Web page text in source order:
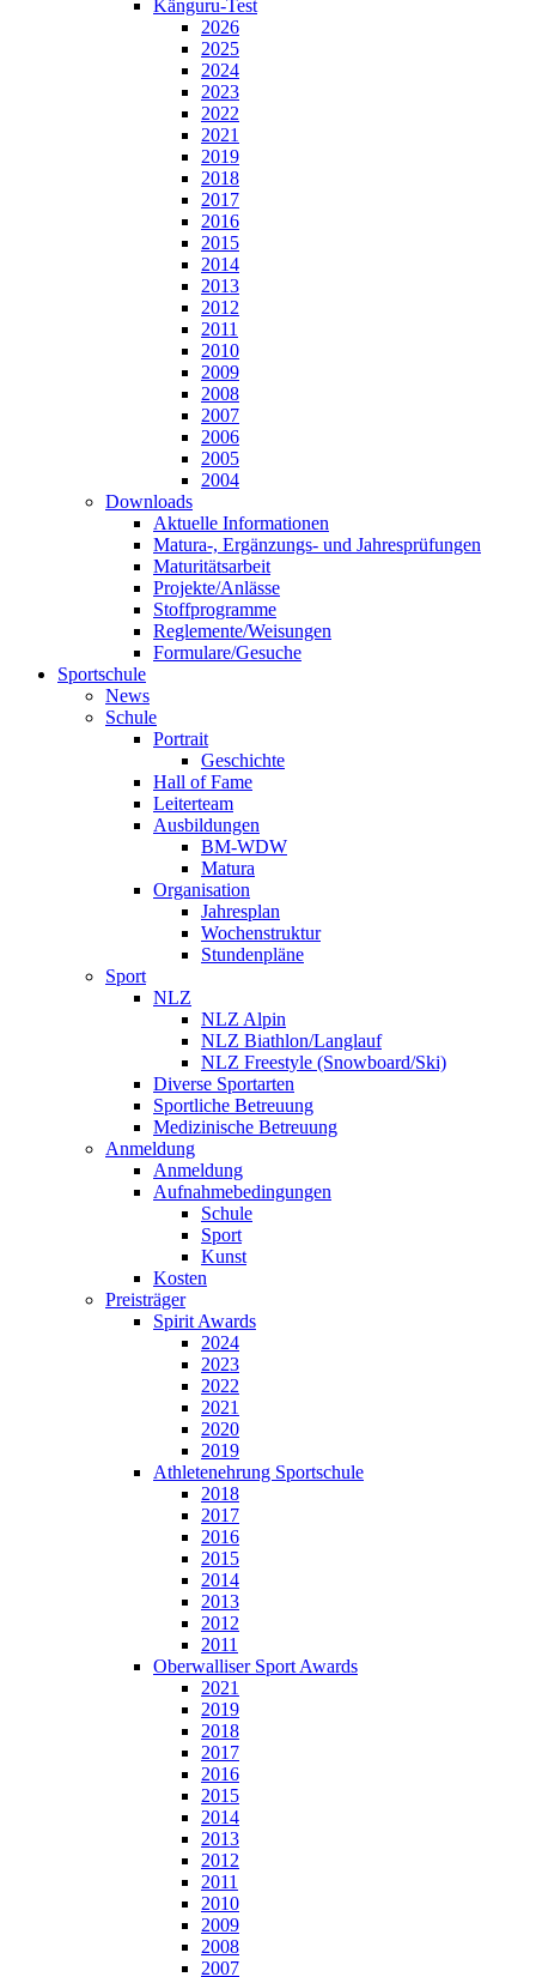
Känguru-Test
2026
2025
2024
2023
2022
2021
2019
2018
2017
2016
2015
2014
2013
2012
2011
2010
2009
2008
2007
2006
2005
2004
Downloads
Aktuelle Informationen
Matura-, Ergänzungs- und Jahresprüfungen
Maturitätsarbeit
Projekte/Anlässe
Stoffprogramme
Reglemente/Weisungen
Formulare/Gesuche
Sportschule
News
Schule
Portrait
Geschichte
Hall of Fame
Leiterteam
Ausbildungen
BM-WDW
Matura
Organisation
Jahresplan
Wochenstruktur
Stundenpläne
Sport
NLZ
NLZ Alpin
NLZ Biathlon/Langlauf
NLZ Freestyle (Snowboard/Ski)
Diverse Sportarten
Sportliche Betreuung
Medizinische Betreuung
Anmeldung
Anmeldung
Aufnahmebedingungen
Schule
Sport
Kunst
Kosten
Preisträger
Spirit Awards
2024
2023
2022
2021
2020
2019
Athletenehrung Sportschule
2018
2017
2016
2015
2014
2013
2012
2011
Oberwalliser Sport Awards
2021
2019
2018
2017
2016
2015
2014
2013
2012
2011
2010
2009
2008
2007